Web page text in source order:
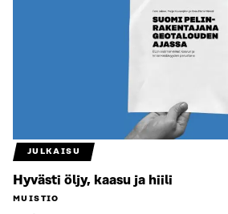
JULKAISU
Hyvästi öljy, kaasu ja hiili
MUISTIO